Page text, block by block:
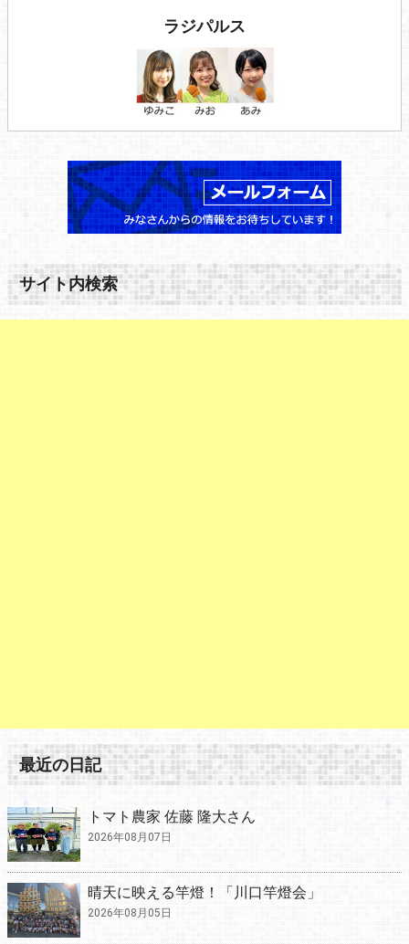
ラジパルス
サイト内検索
最近の日記
トマト農家 佐藤 隆大さん
2026年08月07日
晴天に映える竿燈！「川口竿燈会」
2026年08月05日